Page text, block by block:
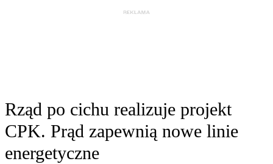
Rząd po cichu realizuje projekt
CPK. Prąd zapewnią nowe linie
energetyczne